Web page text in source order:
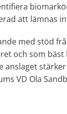
att lämnas
med stöd
och som
anslaget
VD Ola